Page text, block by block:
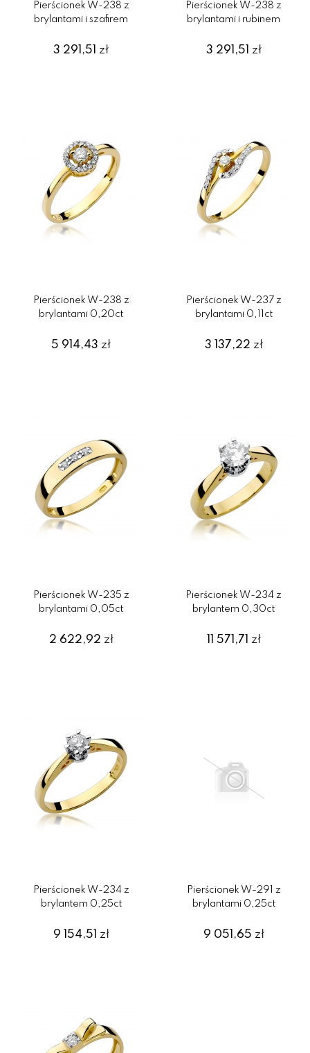
Pierścionek W-238 z
brylantami i szafirem
3 291,51zł
Pierścionek W-238 z
brylantami i rubinem
3 291,51 zł
Pierścionek W-238 z
brylantami 0,20ct
5 914,43zł
Pierścionek W-237 z
brylantami 0,11ct
3 137,22 zł
Pierścionek W-235 z
brylantami 0,05ct
2 622,92 zł
Pierścionek W-234 z
brylantem 0,30ct
11 571,71 zł
Pierścionek W-234 z
brylantem 0,25ct
9 154,51 zł
Pierścionek W-291 z
brylantami 0,25ct
9 051,65 zł